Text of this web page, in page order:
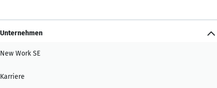
Unternehmen
New Work SE
Karriere